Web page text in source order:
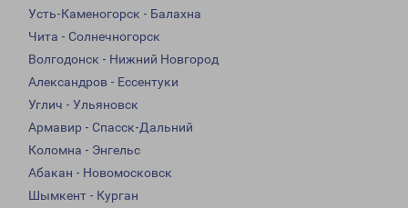
Усть-Каменогорск - Балахна
Чита - Солнечногорск
Волгодонск - Нижний Новгород
Александров - Ессентуки
Углич - Ульяновск
Армавир - Спасск-Дальний
Коломна - Энгельс
Абакан - Новомосковск
Шымкент - Курган